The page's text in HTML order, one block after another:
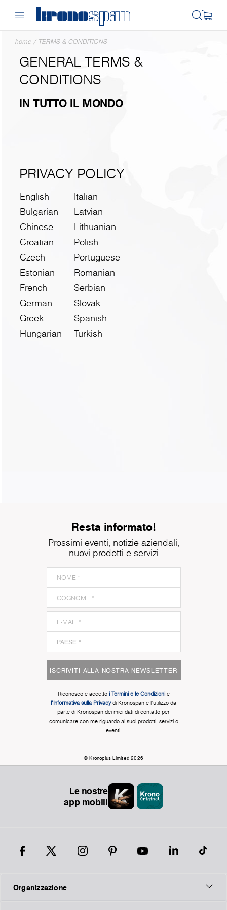
home / TERMS & CONDITIONS
GENERAL TERMS &
CONDITIONS
IN TUTTO IL MONDO
PRIVACY POLICY
English
Bulgarian
Chinese
Croatian
Czech
Estonian
French
German
Greek
Hungarian
Italian
Latvian
Lithuanian
Polish
Portuguese
Romanian
Serbian
Slovak
Spanish
Turkish
Resta informato!
Prossimi eventi, notizie aziendali,
nuovi prodotti e servizi
ISCRIVITI ALLA NOSTRA NEWSLETTER
Riconosco e accetto i Termini e le Condizionie
l'Informativa sulla Privacydi Kronospan e l'utilizzo da
parte di Kronospan dei miei dati di contatto per
comunicare con me riguardo ai suoi prodotti, servizi o
eventi.
© Kronoplus Limited 2026
Le nostre
app mobili
Organizzazione